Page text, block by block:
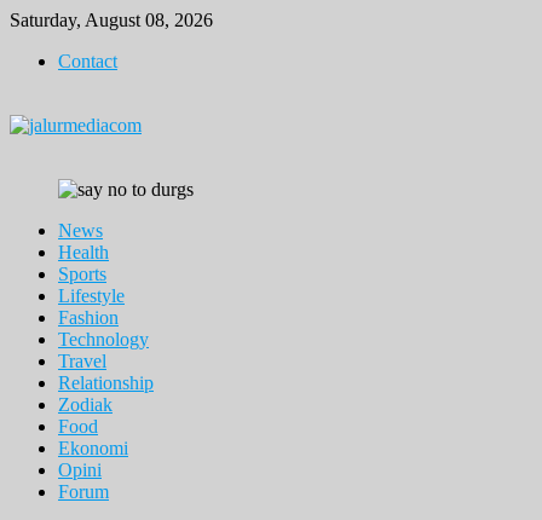
Skip
content
Saturday, August 08, 2026
Contact
News
Health
Sports
Lifestyle
Fashion
Technology
Travel
Relationship
Zodiak
Food
Ekonomi
Opini
Forum